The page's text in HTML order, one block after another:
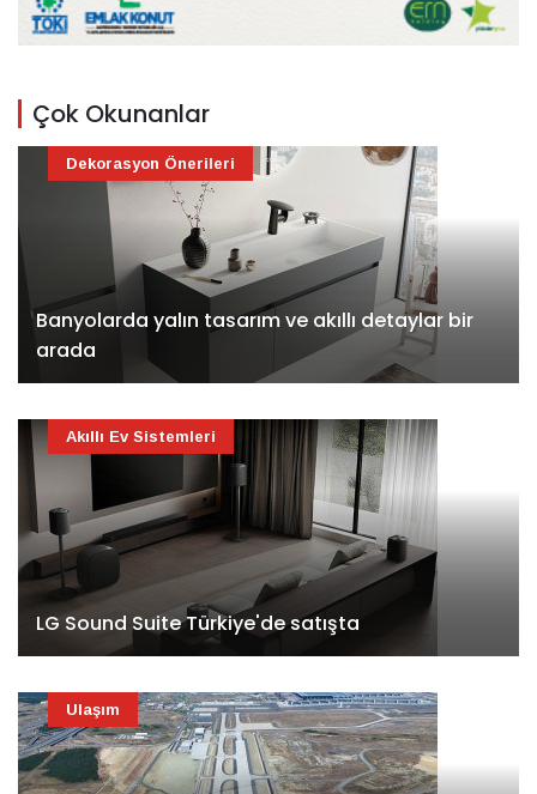
Çok Okunanlar
Banyolarda yalın tasarım ve akıllı detaylar bir
arada
Dekorasyon Önerileri
LG Sound Suite Türkiye'de satışta
Akıllı Ev Sistemleri
Ulaşım